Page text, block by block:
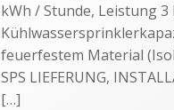
kWh / Stunde, Leistung
feuerfestem Material
SPS LIEFERUNG,
[…]